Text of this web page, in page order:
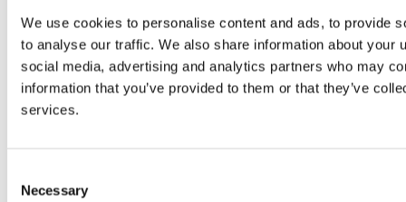
We use cookies to personalise content and ads, to provide
to analyse our traffic. We also share information about your
social media, advertising and analytics partners who may
information that you’ve provided to them or that they’ve
services.
Selection
Necessary
* Preturile nu contin TVA
casete luminoase bannere gravura gravura laser
gravura mecanica placute gravate placute usa placute
firme luminoase litere iluminate productie publicitara
publicitara productie publicitara publicitate reclame